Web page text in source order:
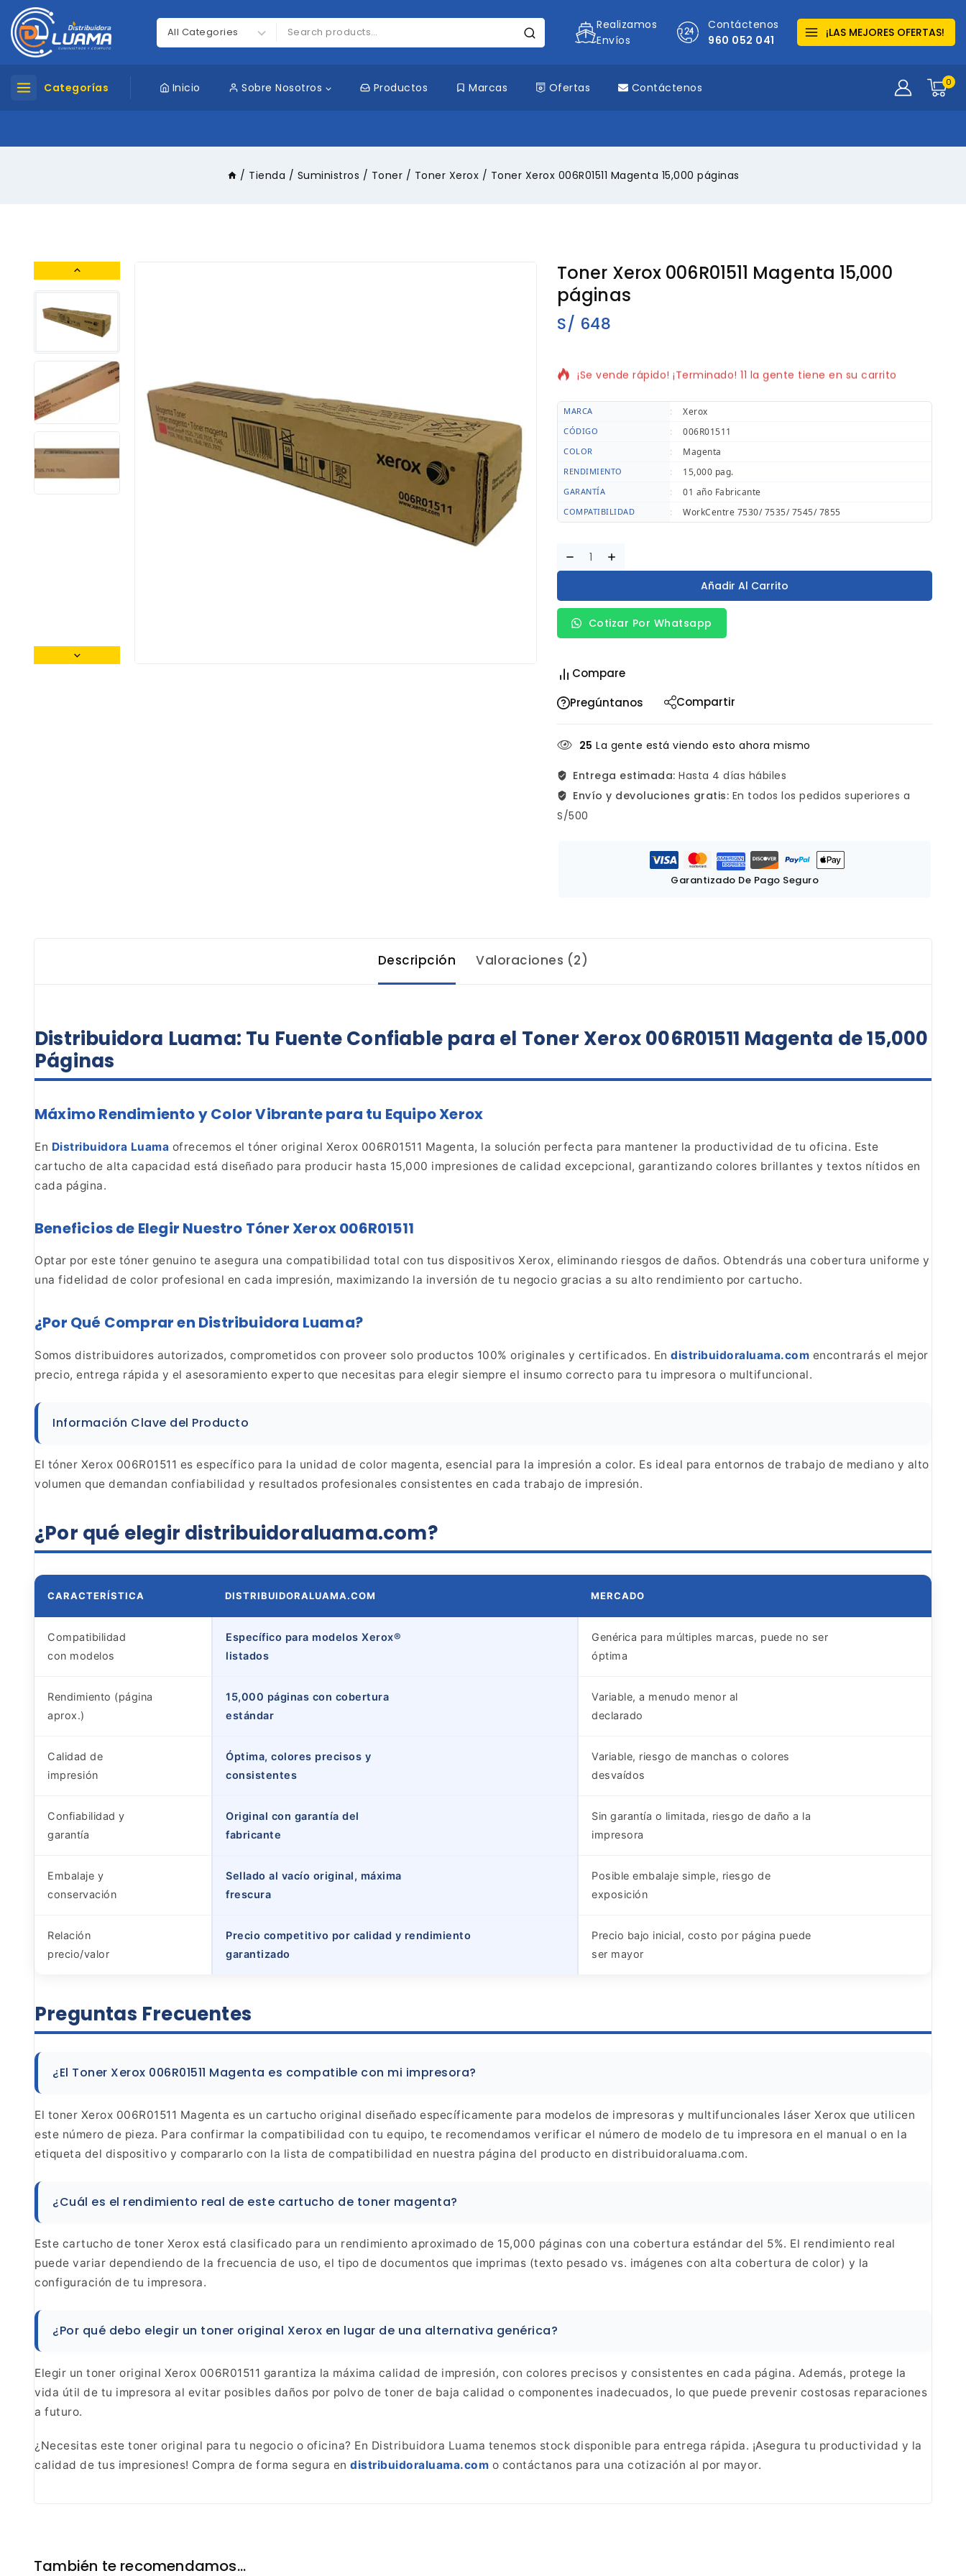
Realizamos
Envíos
Contáctenos
960 052 041
¡LAS MEJORES OFERTAS!
Categorías Inicio Sobre Nosotros Productos Marcas Ofertas Contáctenos 0
/ Tienda / Suministros / Toner / Toner Xerox / Toner Xerox 006R01511 Magenta 15,000 páginas
Toner Xerox 006R01511 Magenta 15,000
páginas
S/ 648
14 productos vendidos en los últimos 10 horas
MARCA : Xerox
CÓDIGO : 006R01511
COLOR : Magenta
RENDIMIENTO : 15,000 pag.
GARANTÍA : 01 año Fabricante
COMPATIBILIDAD : WorkCentre 7530/ 7535/ 7545/ 7855
Añadir Al Carrito
Cotizar Por Whatsapp
Compare
Pregúntanos
Compartir
25 La gente está viendo esto ahora mismo
Entrega estimada: Hasta 4 días hábiles
Envío y devoluciones gratis: En todos los pedidos superiores a
S/500
Garantizado De Pago Seguro
Descripción Valoraciones (2)
Distribuidora Luama: Tu FuenteConfiable para el Toner Xerox 006R01511 Magenta de 15,000
Páginas
Máximo Rendimiento y Color Vibrante para tu Equipo Xerox
En Distribuidora Luama ofrecemos el tóner original Xerox 006R01511 Magenta, la solución perfecta para mantener la productividad de tu oficina. Este
cartucho de alta capacidad está diseñado para producir hasta 15,000 impresiones de calidad excepcional, garantizando colores brillantes y textos nítidos en
cada página.
Beneficios de Elegir Nuestro Tóner Xerox 006R01511
Optar por este tóner genuino te asegura una compatibilidad total con tus dispositivos Xerox, eliminando riesgos de daños. Obtendrás una cobertura uniforme y
una fidelidad de color profesional en cada impresión, maximizando la inversión de tu negocio gracias a su alto rendimiento por cartucho.
¿Por Qué Comprar en Distribuidora Luama?
Somos distribuidores autorizados, comprometidos con proveer solo productos 100% originales y certificados. En distribuidoraluama.com encontrarás el mejor
precio, entrega rápida y el asesoramiento experto que necesitas para elegir siempre el insumo correcto para tu impresora o multifuncional.
Información Clave del Producto
El tóner Xerox 006R01511 es específico para la unidad de color magenta, esencial para la impresión a color. Es ideal para entornos de trabajo de mediano y alto
volumen que demandan confiabilidad y resultados profesionales consistentes en cada trabajo de impresión.
¿Por qué elegir distribuidoraluama.com?
CARACTERÍSTICA DISTRIBUIDORALUAMA.COM MERCADO
Compatibilidad
con modelos
Específico para modelos Xerox®
listados
Genérica para múltiples marcas, puede no ser
óptima
Rendimiento (página
aprox.)
15,000 páginas con cobertura
estándar
Variable, a menudo menor al
declarado
Calidad de
impresión
Óptima, colores precisos y
consistentes
Variable, riesgo de manchas o colores
desvaídos
Confiabilidad y
garantía
Original con garantía del
fabricante
Sin garantía o limitada, riesgo de daño a la
impresora
Embalaje y
conservación
Sellado al vacío original, máxima
frescura
Posible embalaje simple, riesgo de
exposición
Relación
precio/valor
Precio competitivo por calidad y rendimiento
garantizado
Precio bajo inicial, costo por página puede
ser mayor
Preguntas Frecuentes
¿El Toner Xerox 006R01511 Magenta es compatible con mi impresora?
El toner Xerox 006R01511 Magenta es un cartucho original diseñado específicamente para modelos de impresoras y multifuncionales láser Xerox que utilicen
este número de pieza. Para confirmar la compatibilidad con tu equipo, te recomendamos verificar el número de modelo de tu impresora en el manual o en la
etiqueta del dispositivo y compararlo con la lista de compatibilidad en nuestra página del producto en distribuidoraluama.com.
¿Cuál es el rendimiento real de este cartucho de toner magenta?
Este cartucho de toner Xerox está clasificado para un rendimiento aproximado de 15,000 páginas con una cobertura estándar del 5%. El rendimiento real
puede variar dependiendo de la frecuencia de uso, el tipo de documentos que imprimas (texto pesado vs. imágenes con alta cobertura de color) y la
configuración de tu impresora.
¿Por qué debo elegir un toner original Xerox en lugar de una alternativa genérica?
Elegir un toner original Xerox 006R01511 garantiza la máxima calidad de impresión, con colores precisos y consistentes en cada página. Además, protege la
vida útil de tu impresora al evitar posibles daños por polvo de toner de baja calidad o componentes inadecuados, lo que puede prevenir costosas reparaciones
a futuro.
¿Necesitas este toner original para tu negocio o oficina? En Distribuidora Luama tenemos stock disponible para entrega rápida. ¡Asegura tu productividad y la
calidad de tus impresiones! Compra de forma segura en distribuidoraluama.com o contáctanos para una cotización al por mayor.
También te recomendamos…